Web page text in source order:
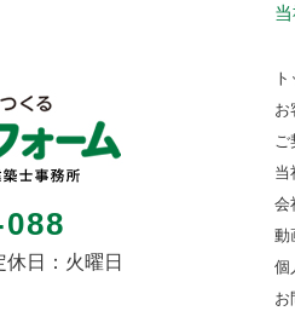
日：火曜日
お
当
会
動
個
お